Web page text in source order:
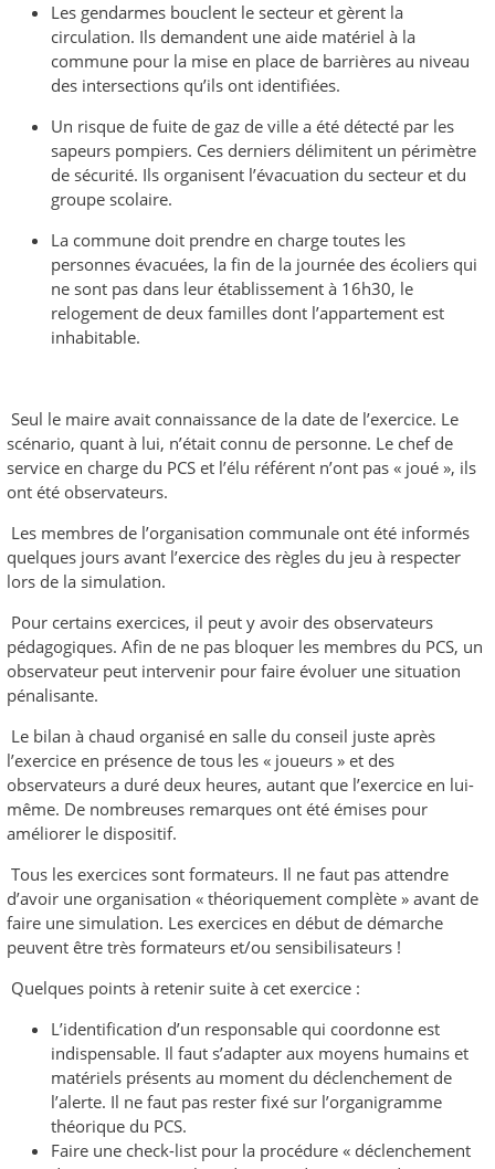
Les gendarmes bouclent le secteur et gèrent la
circulation. Ils demandent une aide matériel à la
commune pour la mise en place de barrières au niveau
des intersections qu’ils ont identifiées.
Un risque de fuite de gaz de ville a été détecté par les
sapeurs pompiers. Ces derniers délimitent un périmètre
de sécurité. Ils organisent l’évacuation du secteur et du
groupe scolaire.
La commune doit prendre en charge toutes les
personnes évacuées, la fin de la journée des écoliers qui
ne sont pas dans leur établissement à 16h30, le
relogement de deux familles dont l’appartement est
inhabitable.
Seul le maire avait connaissance de la date de l’exercice. Le
scénario, quant à lui, n’était connu de personne. Le chef de
service en charge du PCS et l’élu référent n’ont pas « joué », ils
ont été observateurs.
Les membres de l’organisation communale ont été informés
quelques jours avant l’exercice des règles du jeu à respecter
lors de la simulation.
Pour certains exercices, il peut y avoir des observateurs
pédagogiques. Afin de ne pas bloquer les membres du PCS, un
observateur peut intervenir pour faire évoluer une situation
pénalisante.
Le bilan à chaud organisé en salle du conseil juste après
l’exercice en présence de tous les « joueurs » et des
observateurs a duré deux heures, autant que l’exercice en lui-
même. De nombreuses remarques ont été émises pour
améliorer le dispositif.
Tous les exercices sont formateurs. Il ne faut pas attendre
d’avoir une organisation « théoriquement complète » avant de
faire une simulation. Les exercices en début de démarche
peuvent être très formateurs et/ou sensibilisateurs !
Quelques points à retenir suite à cet exercice :
L’identification d’un responsable qui coordonne est
indispensable. Il faut s’adapter aux moyens humains et
matériels présents au moment du déclenchement de
l’alerte. Il ne faut pas rester fixé sur l’organigramme
théorique du PCS.
Faire une check-list pour la procédure « déclenchement